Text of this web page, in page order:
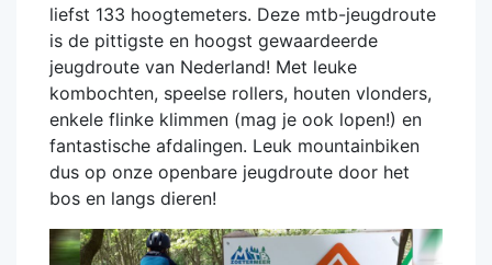
liefst 133 hoogtemeters. Deze mtb-jeugdroute
is de pittigste en hoogst gewaardeerde
jeugdroute van Nederland! Met leuke
kombochten, speelse rollers, houten vlonders,
enkele flinke klimmen (mag je ook lopen!) en
fantastische afdalingen. Leuk mountainbiken
dus op onze openbare jeugdroute door het
bos en langs dieren!